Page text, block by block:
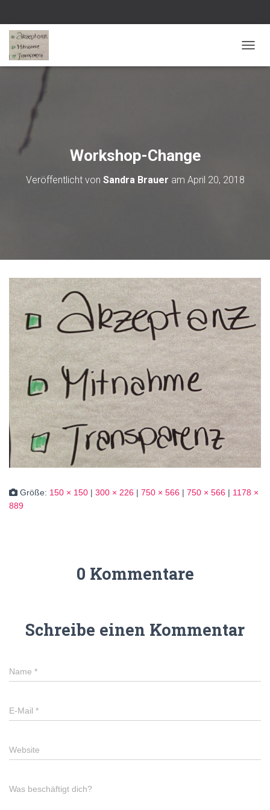
Workshop-Change
Veröffentlicht von Sandra Brauer am April 20, 2018
Größe: 150 × 150 | 300 × 226 | 750 × 566 | 750 × 566 | 1178 ×
889
0 Kommentare
Schreibe einen Kommentar
Name *
E-Mail *
Website
Was beschäftigt dich?